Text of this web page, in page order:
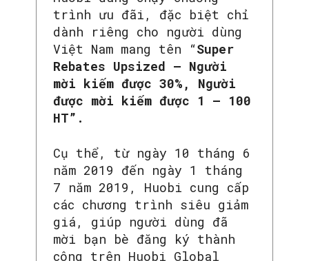
trình ưu đãi, đặc biệt chỉ
dành riêng cho người dùng
Việt Nam mang tên “Super
Rebates Upsized – Người
mời kiếm được 30%, Người
được mời kiếm được 1 – 100
HT”.
Cụ thể, từ ngày 10 tháng 6
năm 2019 đến ngày 1 tháng
7 năm 2019, Huobi cung cấp
các chương trình siêu giảm
giá, giúp người dùng đã
mời bạn bè đăng ký thành
công trên Huobi Global